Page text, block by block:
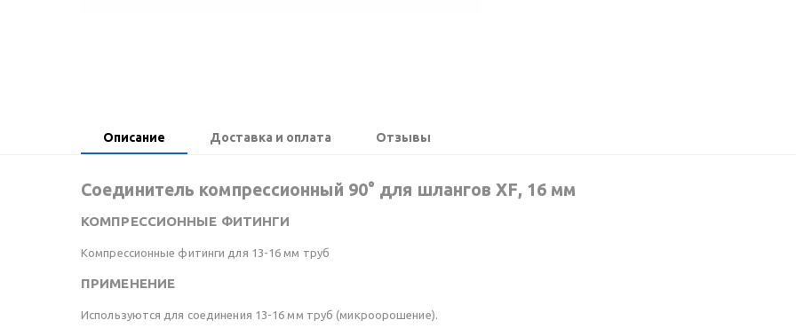
Описание Доставка и оплата Отзывы
Соединитель компрессионный 90° для шлангов XF, 16 мм
КОМПРЕССИОННЫЕ ФИТИНГИ
Компрессионные фитинги для 13-16 мм труб
ПРИМЕНЕНИЕ
Используются для соединения 13-16 мм труб (микроорошение).